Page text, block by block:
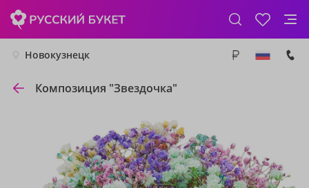
Новокузнецк
Композиция "Звездочка"